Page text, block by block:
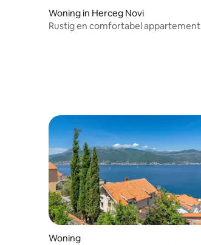
Woning in Herceg Novi
Rustig en comfortabel appartement
Woning